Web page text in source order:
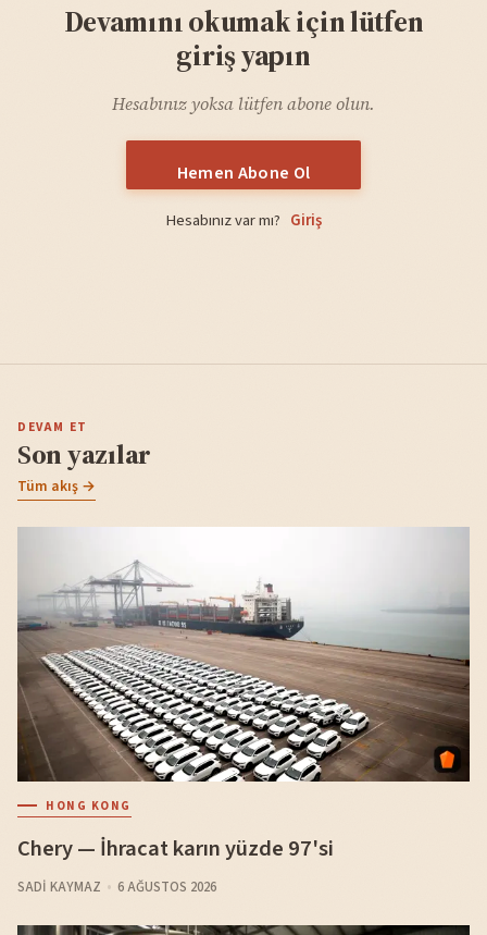
Devamını okumak için lütfen
giriş yapın
Hesabınız yoksa lütfen abone olun.
Hemen Abone Ol
Hesabınız var mı? Giriş
DEVAM ET
Son yazılar
Tüm akış →
HONG KONG
Chery — İhracat karın yüzde 97'si
SADI KAYMAZ 6 AĞUSTOS 2026